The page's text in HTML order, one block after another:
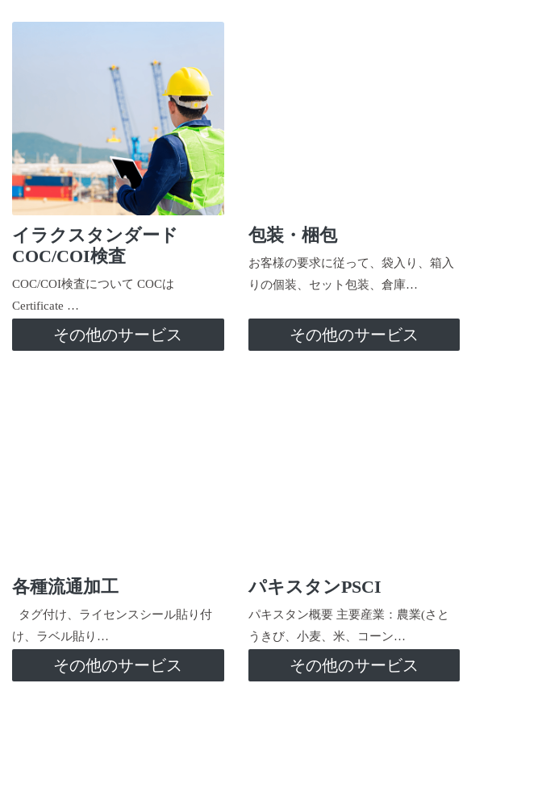
イラクスタンダード
COC/COI検査
COC/COI検査について COCは
Certificate …
その他のサービス
包装・梱包
お客様の要求に従って、袋入り、箱入
りの個装、セット包装、倉庫…
その他のサービス
各種流通加工
タグ付け、ライセンスシール貼り付
け、ラベル貼り…
その他のサービス
パキスタンPSCI
パキスタン概要 主要産業：農業(さと
うきび、小麦、米、コーン…
その他のサービス